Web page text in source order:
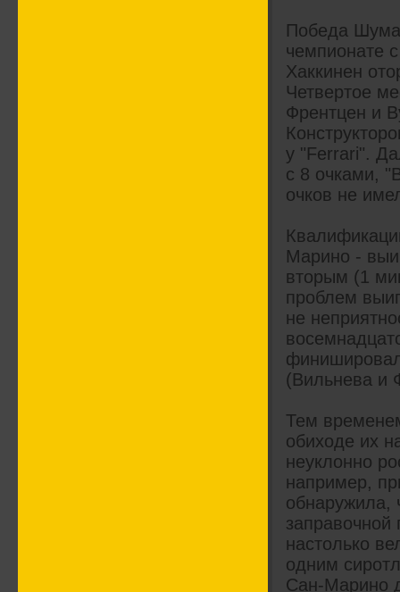
Победа
чемпионате
Хаккинен
Четвертое
Френтцен и
у "Ferrari".
с 8 очками,
очков не
Марино -
вторым (1
проблем
не
(Вильнева и
Тем
обиходе их
неуклонно
например,
обнаружила,
заправочной
настолько
одним
Сан-Марино